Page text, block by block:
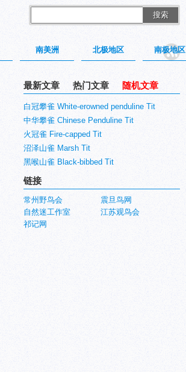
搜索
南美洲 北极地区 南极地区
最新文章 热门文章 随机文章
白冠攀雀 White-erowned penduline Tit
中华攀雀 Chinese Penduline Tit
火冠雀 Fire-capped Tit
沼泽山雀 Marsh Tit
黑喉山雀 Black-bibbed Tit
链接
常州野鸟会
震旦鸟网
自然迷工作室
江苏观鸟会
祁记网